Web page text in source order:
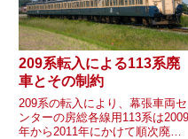
209系転入による113系廃
車とその制約
209系の転入により、幕張車両セ
ンターの房総各線用113系は2009
年から2011年にかけて順次廃車